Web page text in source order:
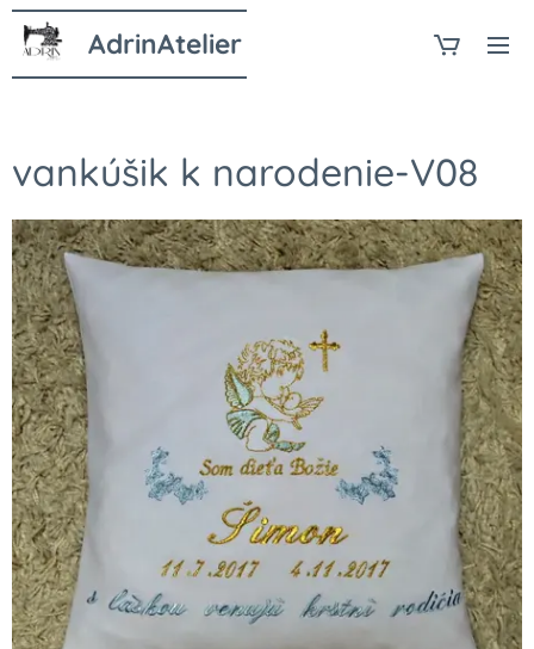
AdrinAtelier
vankúšik k narodenie-V08